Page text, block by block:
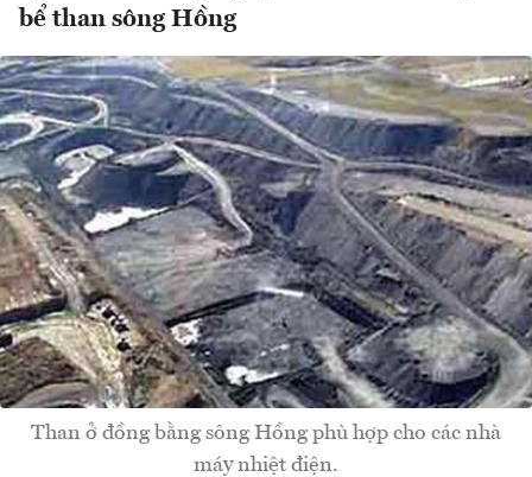
bể than sông Hồng
Than ở đồng bằng sông Hồng phù hợp cho các nhà
máy nhiệt điện.